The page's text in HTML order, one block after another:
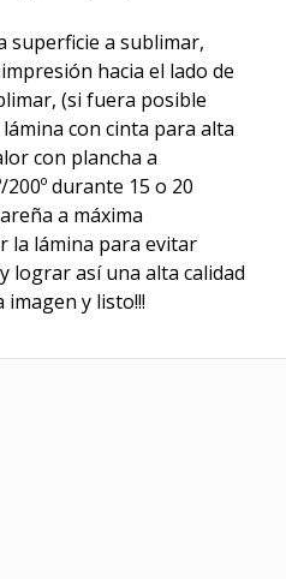
superficie a sublimar,
hacia el lado de
(si fuera posible
con cinta para alta
con plancha a
durante 15 o 20
a máxima
la lámina para evitar
lograr así una alta calidad
y listo!!!